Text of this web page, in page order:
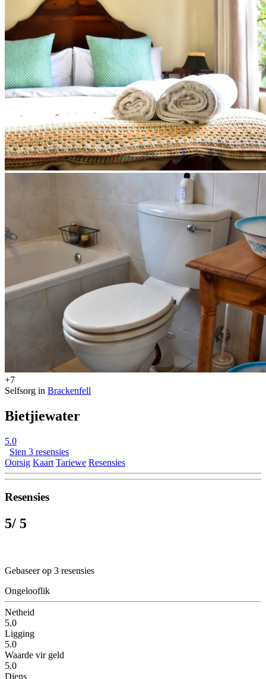
+7
Selfsorg in Brackenfell
Bietjiewater
5.0
Sien 3 resensies
Oorsig Kaart Tariewe Resensies
Resensies
5/ 5
Gebaseer op 3 resensies
Ongelooflik
Netheid
5.0
Ligging
5.0
Waarde vir geld
5.0
Diens